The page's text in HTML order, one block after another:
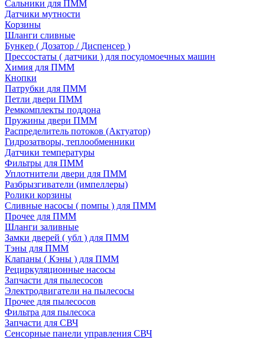
Сальники для ПММ
Датчики мутности
Корзины
Шланги сливные
Бункер ( Дозатор / Диспенсер )
Прессостаты ( датчики ) для посудомоечных машин
Химия для ПММ
Кнопки
Патрубки для ПММ
Петли двери ПММ
Ремкомплекты поддона
Пружины двери ПММ
Распределитель потоков (Актуатор)
Гидрозатворы, теплообменники
Датчики температуры
Фильтры для ПММ
Уплотнители двери для ПММ
Разбрызгиватели (импеллеры)
Ролики корзины
Сливные насосы ( помпы ) для ПММ
Прочее для ПММ
Шланги заливные
Замки дверей ( убл ) для ПММ
Тэны для ПММ
Клапаны ( Кэны ) для ПММ
Рециркуляционные насосы
Запчасти для пылесосов
Электродвигатели на пылесосы
Прочее для пылесосов
Фильтра для пылесоса
Запчасти для СВЧ
Сенсорные панели управления СВЧ